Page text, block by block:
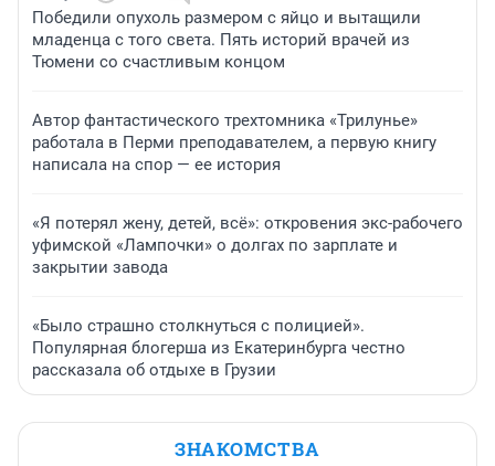
Победили опухоль размером с яйцо и вытащили
младенца с того света. Пять историй врачей из
Тюмени со счастливым концом
Автор фантастического трехтомника «Трилунье»
работала в Перми преподавателем, а первую книгу
написала на спор — ее история
«Я потерял жену, детей, всё»: откровения экс-рабочего
уфимской «Лампочки» о долгах по зарплате и
закрытии завода
«Было страшно столкнуться с полицией».
Популярная блогерша из Екатеринбурга честно
рассказала об отдыхе в Грузии
ЗНАКОМСТВА